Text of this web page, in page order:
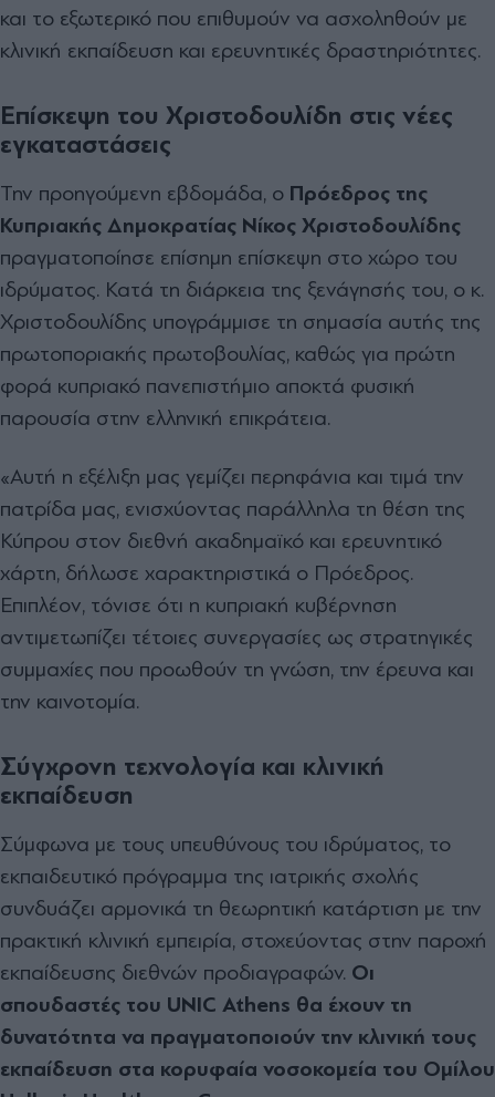
και το εξωτερικό που επιθυμούν να ασχοληθούν με
κλινική εκπαίδευση και ερευνητικές δραστηριότητες.
Επίσκεψη του Χριστοδουλίδη στις νέες
εγκαταστάσεις
Την προηγούμενη εβδομάδα, ο Πρόεδρος της
Κυπριακής Δημοκρατίας Νίκος Χριστοδουλίδης
πραγματοποίησε επίσημη επίσκεψη στο χώρο του
ιδρύματος. Κατά τη διάρκεια της ξενάγησής του, ο κ.
Χριστοδουλίδης υπογράμμισε τη σημασία αυτής της
πρωτοποριακής πρωτοβουλίας, καθώς για πρώτη
φορά κυπριακό πανεπιστήμιο αποκτά φυσική
παρουσία στην ελληνική επικράτεια.
«Αυτή η εξέλιξη μας γεμίζει περηφάνια και τιμά την
πατρίδα μας, ενισχύοντας παράλληλα τη θέση της
Κύπρου στον διεθνή ακαδημαϊκό και ερευνητικό
χάρτη, δήλωσε χαρακτηριστικά ο Πρόεδρος.
Επιπλέον, τόνισε ότι η κυπριακή κυβέρνηση
αντιμετωπίζει τέτοιες συνεργασίες ως στρατηγικές
συμμαχίες που προωθούν τη γνώση, την έρευνα και
την καινοτομία.
Σύγχρονη τεχνολογία και κλινική
εκπαίδευση
Σύμφωνα με τους υπευθύνους του ιδρύματος, το
εκπαιδευτικό πρόγραμμα της ιατρικής σχολής
συνδυάζει αρμονικά τη θεωρητική κατάρτιση με την
πρακτική κλινική εμπειρία, στοχεύοντας στην παροχή
εκπαίδευσης διεθνών προδιαγραφών. Οι
σπουδαστές του UNIC Athens θα έχουν τη
δυνατότητα να πραγματοποιούν την κλινική τους
εκπαίδευση στα κορυφαία νοσοκομεία του Ομίλου